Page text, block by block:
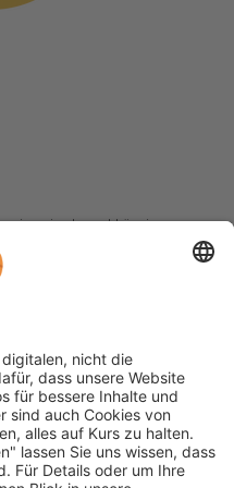
als unabhängigen
für die Einholung von
Erfahren Sie mehr unter
zu
Kanälen